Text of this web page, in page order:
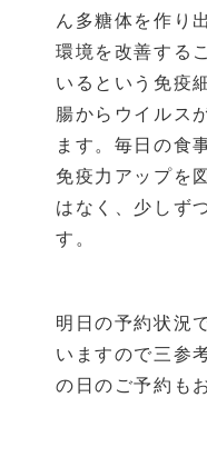
ん多糖体を作り
環境を改善する
いるという免疫
腸からウイルス
ます。毎日の食
免疫力アップを
はなく、少しず
す。
明日の予約状況
いますので三参
の日のご予約も